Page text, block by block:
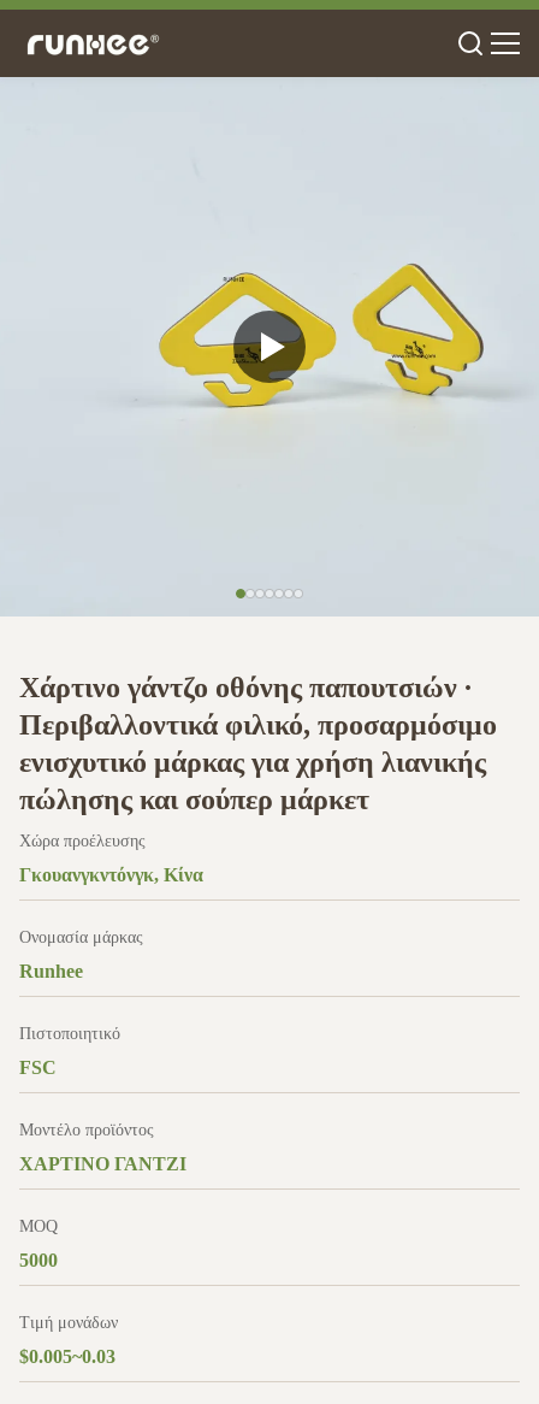
Χάρτινο γάντζο οθόνης παπουτσιών ∙
Περιβαλλοντικά φιλικό, προσαρμόσιμο
ενισχυτικό μάρκας για χρήση λιανικής
πώλησης και σούπερ μάρκετ
Χώρα προέλευσης
Γκουανγκντόνγκ, Κίνα
Ονομασία μάρκας
Runhee
Πιστοποιητικό
FSC
Μοντέλο προϊόντος
ΧΑΡΤΙΝΟ ΓΑΝΤΖΙ
MOQ
5000
Τιμή μονάδων
$0.005~0.03